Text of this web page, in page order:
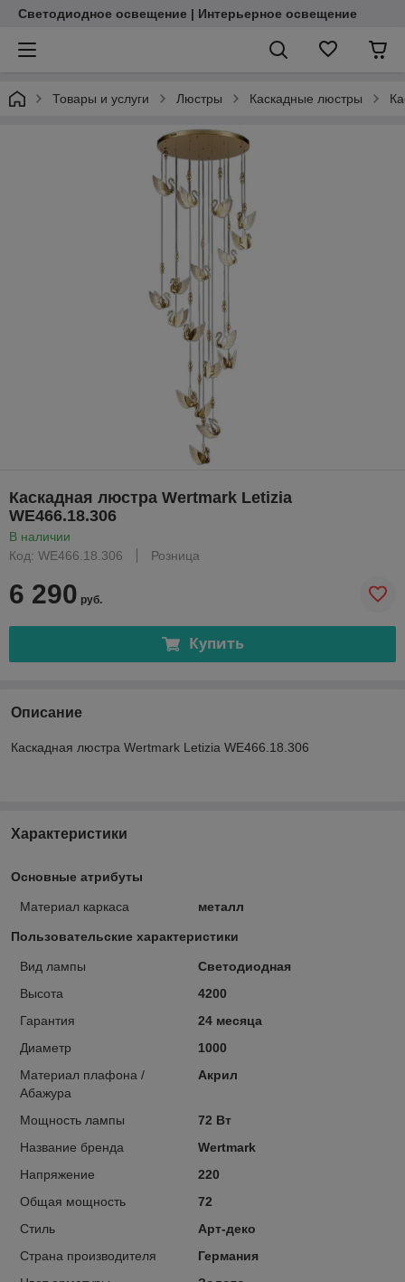
Светодиодное освещение | Интерьерное освещение
Товары и услуги Люстры Каскадные люстры
Каскадная люстра Wertmark Letizia
WE466.18.306
В наличии
Код: WE466.18.306
Розница
6 290 руб.
Купить
Описание
Каскадная люстра Wertmark Letizia WE466.18.306
Характеристики
Основные атрибуты
Материал каркаса металл
Пользовательские характеристики
Вид лампы
Светодиодная
Высота
4200
Гарантия
24 месяца
Диаметр
1000
Материал плафона /
Абажура
Акрил
Мощность лампы
72 Вт
Название бренда
Wertmark
Напряжение
220
Общая мощность
72
Стиль
Арт-деко
Страна производителя
Германия